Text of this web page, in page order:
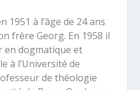
à l’âge de 24 ans
frère Georg. En 1958 il
en dogmatique et
à l’Université de
de théologie